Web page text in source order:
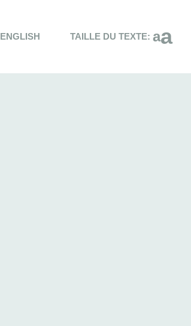
ENGLISH TAILLE DU TEXTE:aa